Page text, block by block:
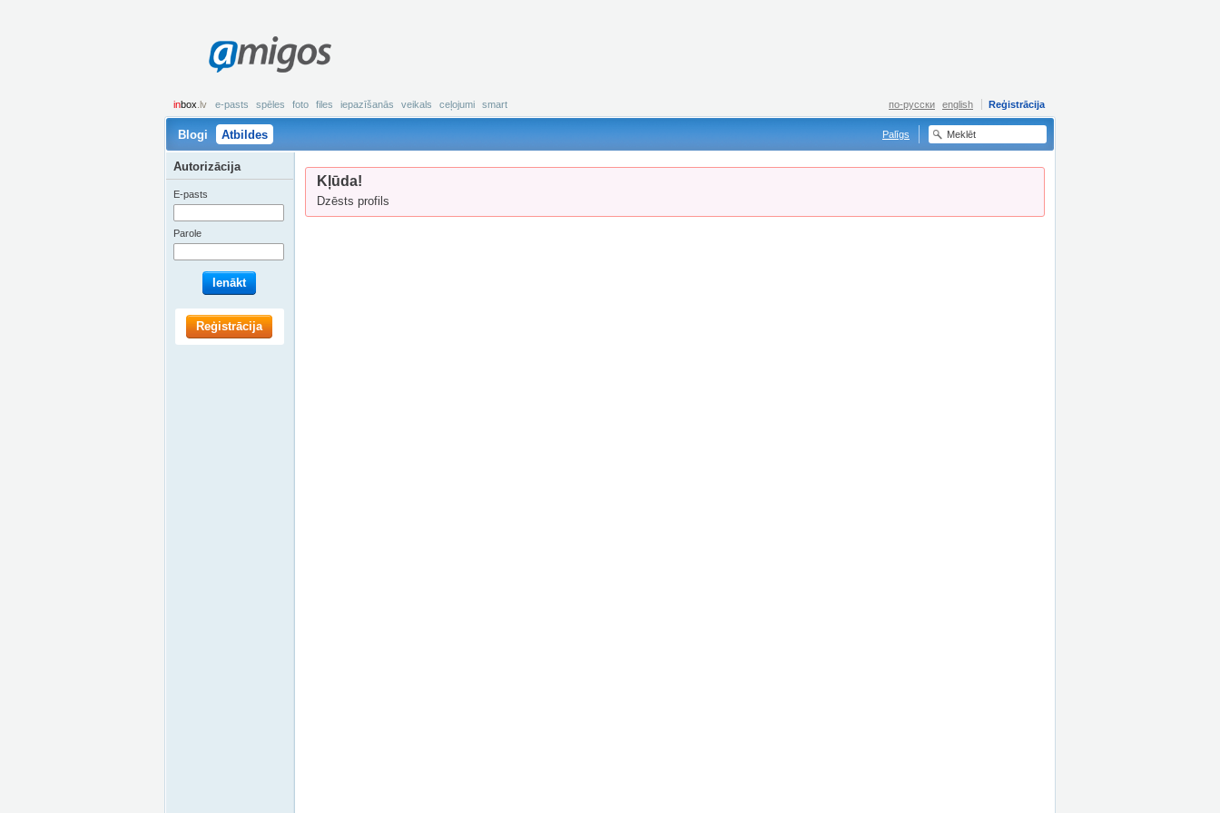
amigos
inbox .lv e-pasts spēles foto files iepazīšanās veikals ceļojumi smart Reģistrācija
по-русски english
Blogi Atbildes Palīgs
Kļūda!
Dzēsts profils
Autorizācija
E-pasts
Parole
Ienākt
Reģistrācija